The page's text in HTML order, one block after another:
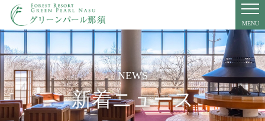
MENU
NEWS
新着ニュース
トップページ 施設の魅力
お風呂 お料理
客室 館内施設